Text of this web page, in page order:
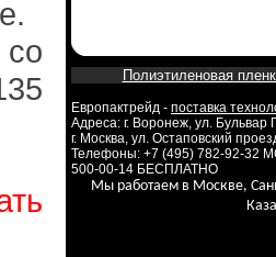
со
Полиэтиленовая
Европактрейд - поставка
Адреса: г. Воронеж, ул.
г. Москва, ул. Остаповский
Телефоны: +7 (495) 782-92-32
500-00-14 БЕСПЛАТНО
Мы работаем в Москве,